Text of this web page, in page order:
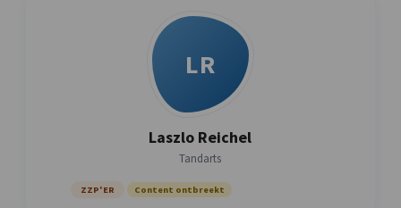
LR
Laszlo Reichel
Tandarts
ZZP'ER Content ontbreekt